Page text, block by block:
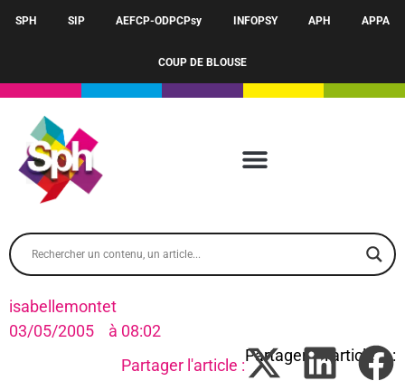
SPH SIP AEFCP-ODPCPsy INFOPSY APH APPA
COUP DE BLOUSE
isabellemontet
03/05/2005
à 08:02
Partager l'article :